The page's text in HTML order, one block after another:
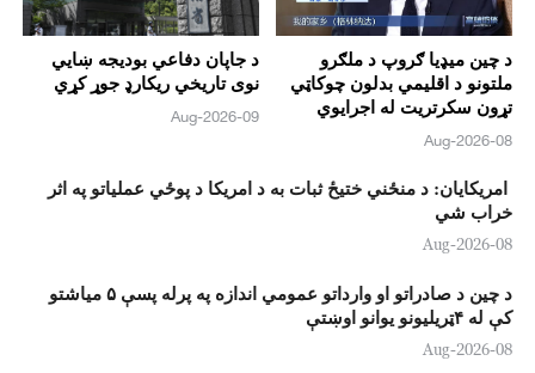
د جاپان دفاعي بوديجه ښايي
نوی تاريخي ريکارډ جوړ کړي
09-Aug-2026
د چين ميډيا ګروپ د ملګرو
ملتونو د اقلیمي بدلون چوکاټي
تړون سکرتريت له اجرایوي
سکرتر سره ځانګړې مرکه وکړه
08-Aug-2026
امريکايان: د منځني ختيځ ثبات به د امريکا د پوځي عملياتو په اثر
خراب شي
08-Aug-2026
د چين د صادراتو او وارداتو عمومي اندازه په پرله پسې ۵ مياشتو
کې له ۴ټريليونو يوانو اوښتې
08-Aug-2026